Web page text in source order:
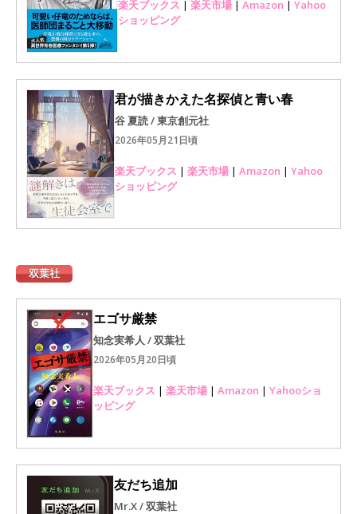
楽天ブックス | 楽天市場 | Amazon | Yahoo
ショッピング
君が描きかえた名探偵と青い春
谷 夏読 / 東京創元社
2026年05月21日頃
楽天ブックス | 楽天市場 | Amazon | Yahoo
ショッピング
双葉社
エゴサ厳禁
知念実希人 / 双葉社
2026年05月20日頃
楽天ブックス | 楽天市場 | Amazon | Yahooショ
ッピング
友だち追加
Mr.X / 双葉社